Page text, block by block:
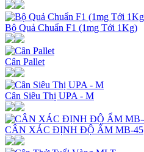
Bộ Quả Chuẩn F1 (1mg Tới 1Kg)
Cân Pallet
Cân Siêu Thị UPA - M
CÂN XÁC ĐỊNH ĐỘ ẨM MB-45